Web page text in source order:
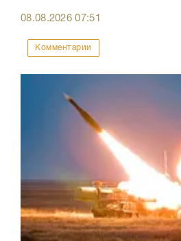
08.08.202607:51
Комментарии